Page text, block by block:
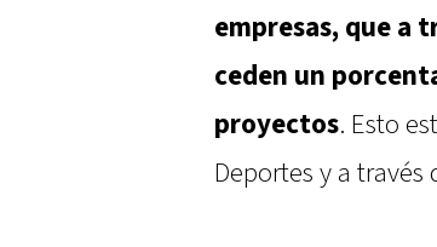
empresas, que a
ceden un
proyectos. Esto
Deportes y a